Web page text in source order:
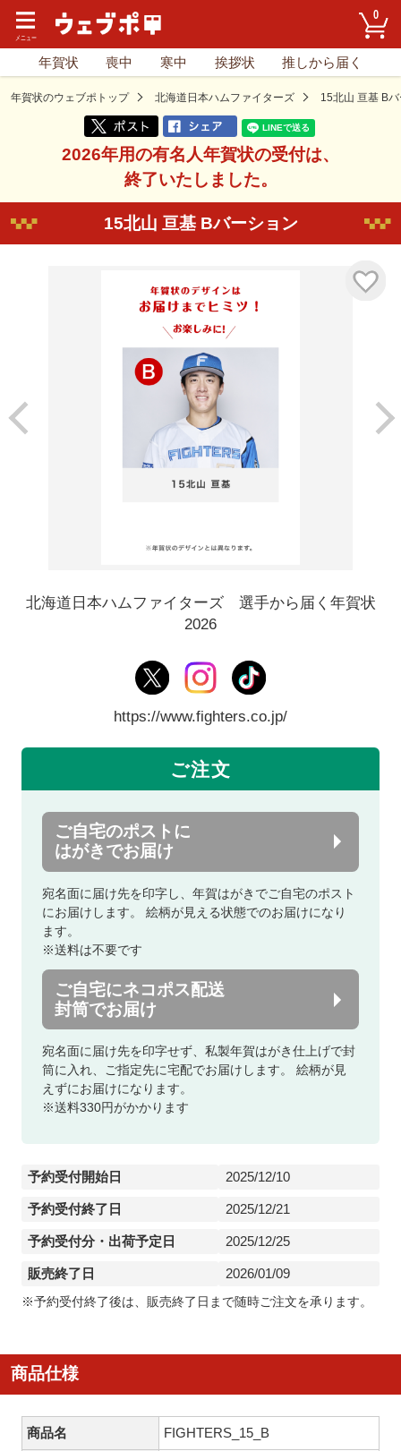
0
年賀状 喪中 寒中 挨拶状 推しから届く
年賀状のウェブポトップ 北海道日本ハムファイターズ 15北山 亘基 B
2026年用の有名人年賀状の受付は、
終了いたしました。
15北山 亘基 Bバーション
北海道日本ハムファイターズ 選手から届く年賀状
2026
https://www.fighters.co.jp/
ご注文
ご自宅のポストに
はがきでお届け
宛名面に届け先を印字し、年賀はがきでご自宅のポスト
にお届けします。
絵柄が見える状態でのお届けになり
ます。
※送料は不要です
ご自宅にネコポス配送
封筒でお届け
宛名面に届け先を印字せず、私製年賀はがき仕上げで封
筒に入れ、ご指定先に宅配でお届けします。
絵柄が見
えずにお届けになります。
※送料330円がかかります
予約受付開始日 2025/12/10
予約受付終了日 2025/12/21
予約受付分・出荷予定日 2025/12/25
販売終了日 2026/01/09
※予約受付終了後は、販売終了日まで随時ご注文を承ります。
商品仕様
商品名 FIGHTERS_15_B